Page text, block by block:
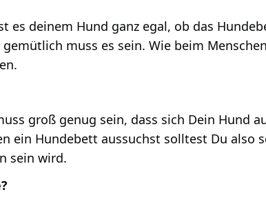
es deinem Hund ganz egal, ob das
muss es sein. Wie beim
groß genug sein, dass sich Dein Hund
ein Hundebett aussuchst solltest Du also
sein wird.